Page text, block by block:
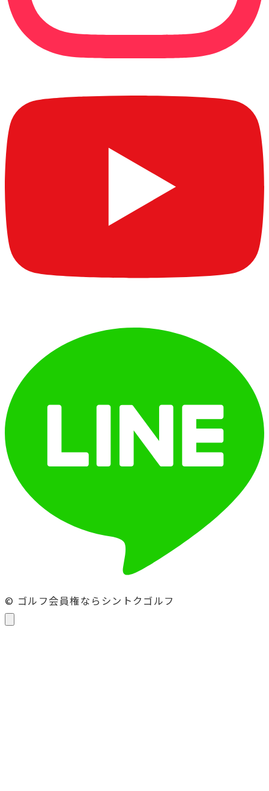
© ゴルフ会員権ならシントクゴルフ